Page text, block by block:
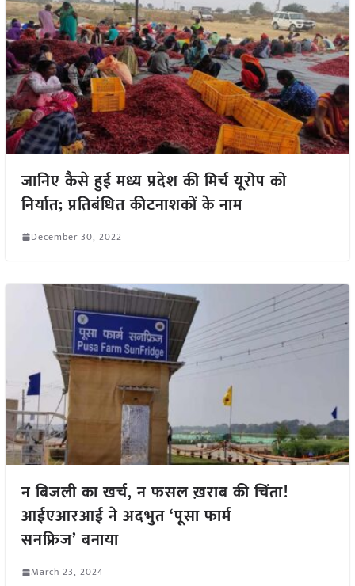
जानिए कैसे हुई मध्य प्रदेश की मिर्च यूरोप को
निर्यात; प्रतिबंधित कीटनाशकों के नाम
December 30, 2022
न बिजली का खर्च, न फसल ख़राब की चिंता!
आईएआरआई ने अदभुत ‘पूसा फार्म
सनफ्रिज’ बनाया
March 23, 2024